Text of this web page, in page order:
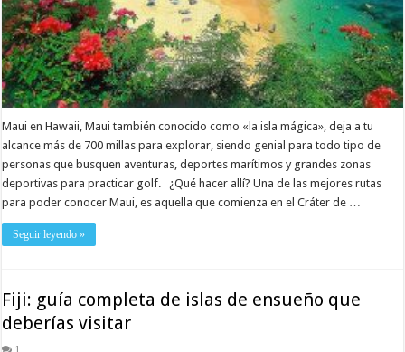
Maui en Hawaii, Maui también conocido como «la isla mágica», deja a tu
alcance más de 700 millas para explorar, siendo genial para todo tipo de
personas que busquen aventuras, deportes marítimos y grandes zonas
deportivas para practicar golf. ¿Qué hacer allí? Una de las mejores rutas
para poder conocer Maui, es aquella que comienza en el Cráter de …
Seguir leyendo »
Fiji: guía completa de islas de ensueño que
deberías visitar